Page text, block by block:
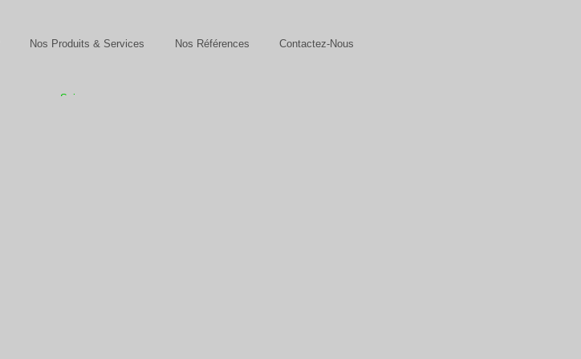
Nos Produits & Services Nos Références Contactez-Nous
Suivez-